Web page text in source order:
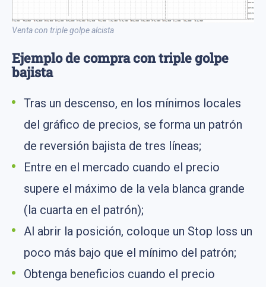
Venta con triple golpe alcista
Ejemplo de compra con triple golpe
bajista
Tras un descenso, en los mínimos locales
del gráfico de precios, se forma un patrón
de reversión bajista de tres líneas;
Entre en el mercado cuando el precio
supere el máximo de la vela blanca grande
(la cuarta en el patrón);
Al abrir la posición, coloque un Stop loss un
poco más bajo que el mínimo del patrón;
Obtenga beneficios cuando el precio